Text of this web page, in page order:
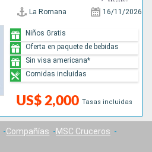
La Romana 16/11/2026
US$ 2,000 Tasas incluidas
Niños Gratis
Oferta en paquete de bebidas
Sin visa americana*
Comidas incluidas
Compañías
MSC Cruceros